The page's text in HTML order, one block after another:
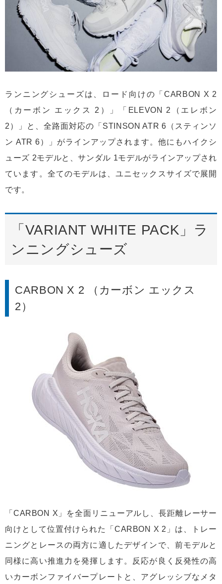
ランニングシューズは、ロード向けの「CARBON X 2
（カーボン エックス 2）」「ELEVON 2（エレボン
2）」と、全路面対応の「STINSON ATR 6（スティンソ
ン ATR 6）」がラインアップされます。他にもハイクシ
ューズ 2モデルと、サンダル 1モデルがラインアップされ
ています。全てのモデルは、ユニセックスサイズで展開
です。
「VARIANT WHITE PACK」ラ
ンニングシューズ
CARBON X 2 （カーボン エックス
2）
「CARBON X」を全面リニューアルし、長距離レーサー
向けとして位置付けられた「CARBON X 2」は、トレー
ニングとレースの両方に適したデザインで、前モデルと
同様に高い推進力を発揮します。反応が良く反発性の高
いカーボンファイバープレートと、アグレッシブなメタ